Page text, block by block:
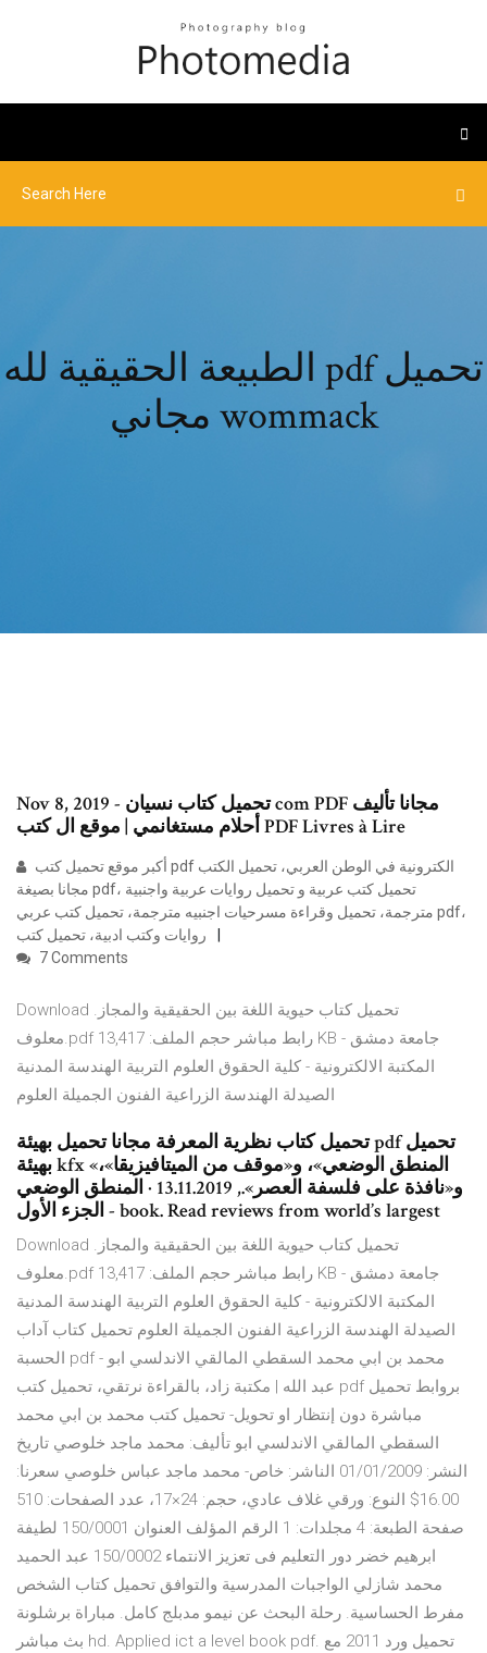
الطبيعة الحقيقية لله pdf تحميل
مجاني wommack
Nov 8, 2019 - تحميل كتاب نسيان com PDF مجانا تأليف
أحلام مستغانمي | موقع ال كتب PDF Livres à Lire
مجانا بصيغة pdf، تحميل كتب عربية و تحميل روايات عربية واجنبية
مترجمة، تحميل وقراءة مسرحيات اجنبيه مترجمة، تحميل كتب عربي pdf،
روايات وكتب ادبية، تحميل كتب
7 Comments
Download تحميل كتاب حيوية اللغة بين الحقيقية والمجاز.
معلوف.pdf رابط مباشر حجم الملف: 13,417 KB جامعة دمشق -
المكتبة الالكترونية - كلية الحقوق العلوم التربية الهندسة المدنية
الصيدلة الهندسة الزراعية الفنون الجميلة العلوم
تحميل كتاب نظرية المعرفة مجانا تحميل بهيئة pdf تحميل
بهيئة kfx «المنطق الوضعي»، و«موقف من الميتافيزيقا»،
و«نافذة على فلسفة العصر»., 13.11.2019 · المنطق الوضعي
- الجزء الأول book. Read reviews from world’s largest
Download تحميل كتاب حيوية اللغة بين الحقيقية والمجاز.
معلوف.pdf رابط مباشر حجم الملف: 13,417 KB جامعة دمشق -
المكتبة الالكترونية - كلية الحقوق العلوم التربية الهندسة المدنية
الصيدلة الهندسة الزراعية الفنون الجميلة العلوم تحميل كتاب آداب
الحسبة pdf - محمد بن ابي محمد السقطي المالقي الاندلسي ابو
عبد الله | مكتبة زاد، بالقراءة نرتقي، تحميل كتب pdf بروابط تحميل
مباشرة دون إنتظار او تحويل- تحميل كتب محمد بن ابي محمد
السقطي المالقي الاندلسي ابو تأليف: محمد ماجد خلوصي تاريخ
النشر: 01/01/2009 الناشر: خاص- محمد ماجد عباس خلوصي سعرنا:
16.00$ النوع: ورقي غلاف عادي، حجم: 24×17، عدد الصفحات: 510
صفحة الطبعة: 4 مجلدات: 1 الرقم المؤلف العنوان 150/0001 لطيفة
ابرهيم خضر دور التعليم فى تعزيز الانتماء 150/0002 عبد الحميد
محمد شازلي الواجبات المدرسية والتوافق تحميل كتاب الشخص
مفرط الحساسية. رحلة البحث عن نيمو مدبلج كامل. مباراة برشلونة
بث مباشر hd. Applied ict a level book pdf. تحميل ورد 2011 مع